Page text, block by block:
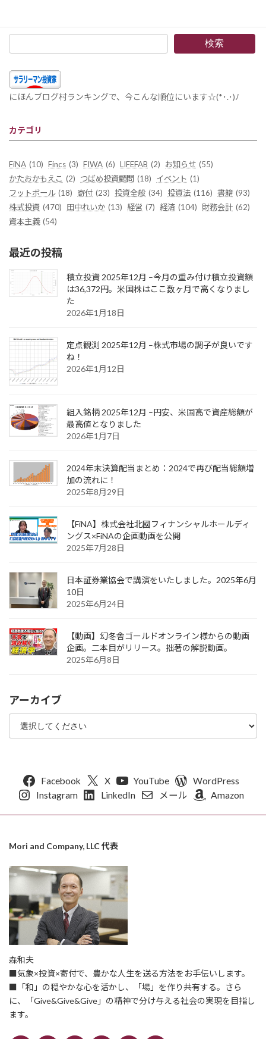
検索
にほんブログ村ランキングで、今こんな順位にいます☆(*･.･)ﾉ
カテゴリ
FiNA (10) Fincs (3) FIWA (6) LIFEFAB (2) お知らせ (55)
かたおかもえこ (2) つばめ投資顧問 (18) イベント (1)
フットボール (18) 寄付 (23) 投資全般 (34) 投資法 (116) 書籍 (93)
株式投資 (470) 田中れいか (13) 経営 (7) 経済 (104) 財務会計 (62)
資本主義 (54)
最近の投稿
積立投資 2025年12月 –今月の重み付け積立投資額
は36,372円。米国株はここ数ヶ月で高くなりまし
た
2026年1月18日
定点観測 2025年12月 –株式市場の調子が良いです
ね！
2026年1月12日
組入銘柄 2025年12月 –円安、米国高で資産総額が
最高値となりました
2026年1月7日
2024年末決算配当まとめ：2024で再び配当総額増
加の流れに！
2025年8月29日
【FiNA】株式会社北國フィナンシャルホールディ
ングス×FiNAの企画動画を公開
2025年7月28日
日本証券業協会で講演をいたしました。2025年6月
10日
2025年6月24日
【動画】幻冬舎ゴールドオンライン様からの動画
企画。二本目がリリース。拙著の解説動画。
2025年6月8日
アーカイブ
Facebook X YouTube
WordPress
Instagram
LinkedIn メール Amazon
Mori and Company, LLC 代表
森和夫
■気象×投資×寄付で、豊かな人生を送る方法をお手伝いします。
■「和」の穏やかな心を活かし、「場」を作り共有する。さら
に、「Give&Give&Give」の精神で分け与える社会の実現を目指し
ます。